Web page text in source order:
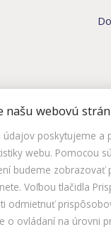
©
našu webovú
poskytujeme a
webu. Pomocou
budeme zobrazovať
Voľbou tlačidla
odmietnuť
o ovládaní na úrovni